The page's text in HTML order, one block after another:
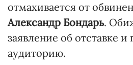
отмахивается от
Александр Бондарь.
заявление об отставке и
аудиторию.